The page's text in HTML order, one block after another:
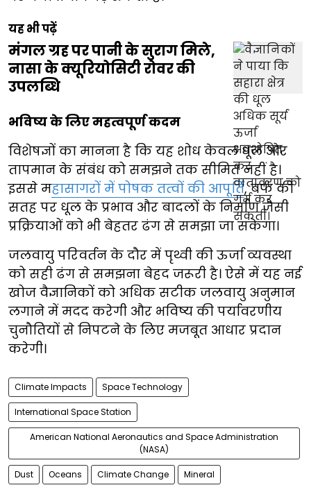
यह भी पढ़ें
मंगल ग्रह पर पानी के सुराग मिले,
नासा के क्यूरियोसिटी रोवर की
उपलब्धि
भविष्य के लिए महत्वपूर्ण कदम
विशेषज्ञों का मानना है कि यह शोध केवल धूल और
तापमान के संबंध को समझने तक सीमित नहीं है।
इससे महासागरों में पोषक तत्वों की आपूर्ति, बर्फ की
सतह पर धूल के प्रभाव और बादलों के निर्माण जैसी
प्रक्रियाओं को भी बेहतर ढंग से समझा जा सकेगा।
जलवायु परिवर्तन के दौर में पृथ्वी की ऊर्जा व्यवस्था
को सही ढंग से समझना बेहद जरूरी है। ऐसे में यह नई
खोज वैज्ञानिकों को अधिक सटीक जलवायु अनुमान
लगाने में मदद करेगी और भविष्य की पर्यावरणीय
चुनौतियों से निपटने के लिए मजबूत आधार प्रदान
करेगी।
Climate Impacts Space Technology
International Space Station
American National Aeronautics and Space Administration
(NASA)
Dust Oceans Climate Change Mineral